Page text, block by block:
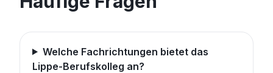
Welche Fachrichtungen bietet das
Lippe-Berufskolleg an?